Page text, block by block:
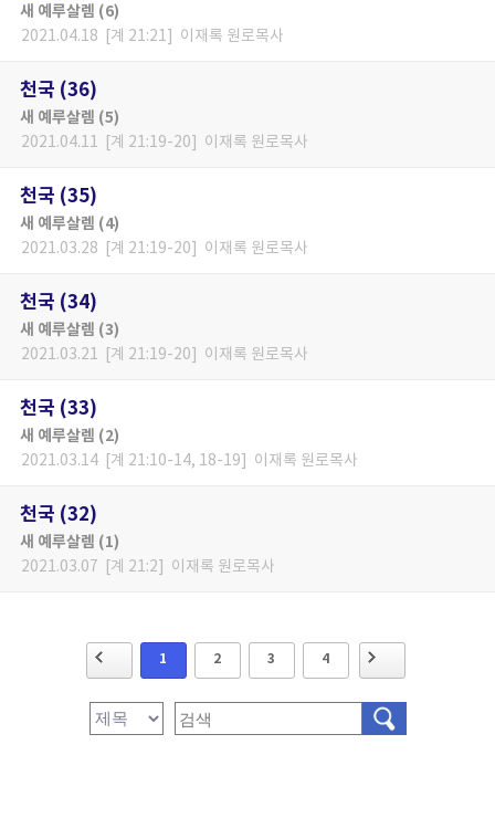
새 예루살렘 (6)
2021.04.18 [계 21:21] 이재록 원로목사
천국 (36)
새 예루살렘 (5)
2021.04.11 [계 21:19-20] 이재록 원로목사
천국 (35)
새 예루살렘 (4)
2021.03.28 [계 21:19-20] 이재록 원로목사
천국 (34)
새 예루살렘 (3)
2021.03.21 [계 21:19-20] 이재록 원로목사
천국 (33)
새 예루살렘 (2)
2021.03.14 [계 21:10-14, 18-19] 이재록 원로목사
천국 (32)
새 예루살렘 (1)
2021.03.07 [계 21:2] 이재록 원로목사
1 2 3 4